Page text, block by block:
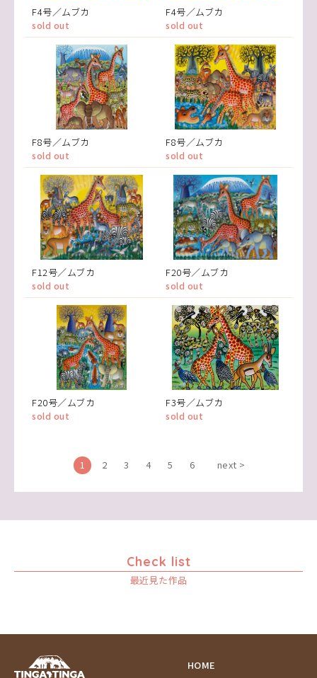
F4号／ムブカ
sold out
F4号／ムブカ
sold out
F8号／ムブカ
sold out
F8号／ムブカ
sold out
F12号／ムブカ
sold out
F20号／ムブカ
sold out
F20号／ムブカ
sold out
F3号／ムブカ
sold out
1 2 3 4 5 6 next >
Check list
最近見た作品
HOME